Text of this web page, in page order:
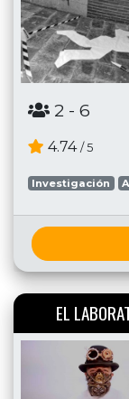
2 - 6
4.74 / 5
Investigación
EL